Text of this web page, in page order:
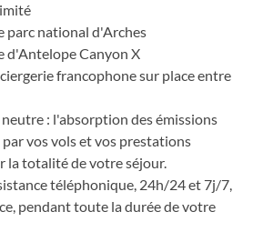
parc national d'Arches
d'Antelope Canyon X
francophone sur place entre
: l'absorption des émissions
par vos vols et vos prestations
la totalité de votre séjour.
téléphonique, 24h/24 et 7j/7,
pendant toute la durée de votre